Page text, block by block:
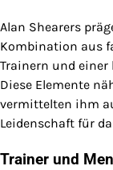
Alan Shearers
Kombination aus
Trainern und
Diese Elemente
vermittelten ihm
Leidenschaft für
Trainer und